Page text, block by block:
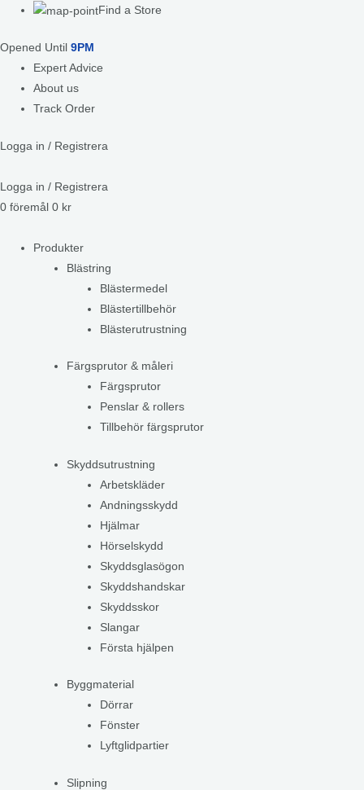
Find a Store
Opened Until 9PM
Expert Advice
About us
Track Order
Logga in / Registrera
Logga in / Registrera
0 föremål 0 kr
Produkter
Blästring
Blästermedel
Blästertillbehör
Blästerutrustning
Färgsprutor & måleri
Färgsprutor
Penslar & rollers
Tillbehör färgsprutor
Skyddsutrustning
Arbetskläder
Andningsskydd
Hjälmar
Hörselskydd
Skyddsglasögon
Skyddshandskar
Skyddsskor
Slangar
Första hjälpen
Byggmaterial
Dörrar
Fönster
Lyftglidpartier
Slipning